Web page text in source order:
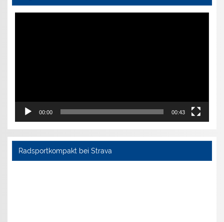
Video-
00:00 00:43
Radsportkompakt bei Strava